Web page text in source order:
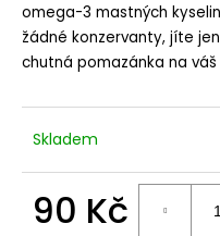
omega-3 mastných
žádné konzervanty, jíte
chutná pomazánka na
Skladem
90 Kč
D
o
r